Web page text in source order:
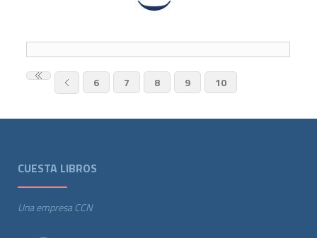
6 7 8 9 10
CUESTA LIBROS
Una empresa CCN